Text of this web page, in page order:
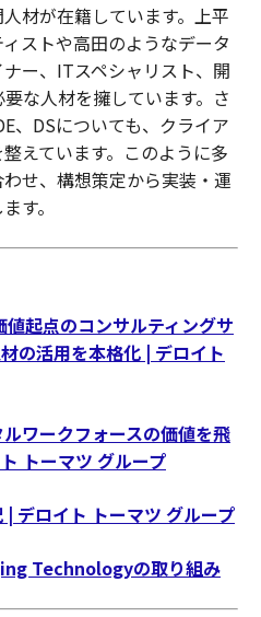
材が在籍しています。上平
ストや高田のようなデータ
ー、ITスペシャリスト、開
な人材を擁しています。さ
、DSについても、クライア
えています。このように多
せ、構想策定から実装・運
す。
起点のコンサルティングサ
の活用を本格化 | デロイト
ワークフォースの価値を飛
トーマツ グループ
デロイト トーマツ グループ
Technologyの取り組み